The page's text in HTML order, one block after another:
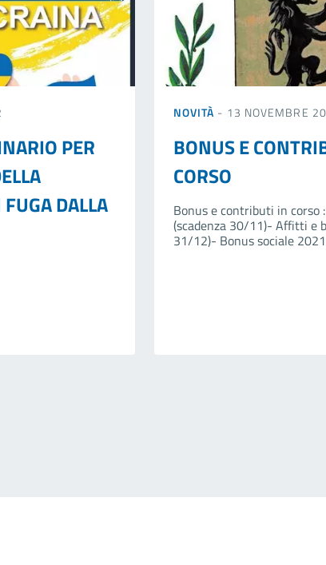
PER
DALLA
NOVITÀ - 13 NOVEMBRE
BONUS E
CORSO
Bonus e contributi in corso
(scadenza 30/11)- Affitti e
31/12)- Bonus sociale